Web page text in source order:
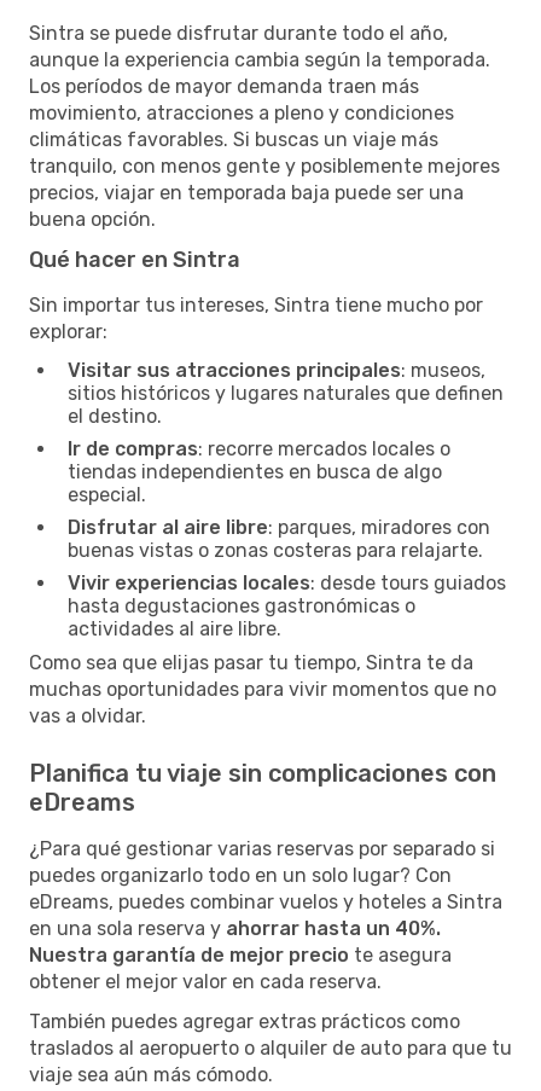
Sintra se puede disfrutar durante todo el año,
aunque la experiencia cambia según la temporada.
Los períodos de mayor demanda traen más
movimiento, atracciones a pleno y condiciones
climáticas favorables. Si buscas un viaje más
tranquilo, con menos gente y posiblemente mejores
precios, viajar en temporada baja puede ser una
buena opción.
Qué hacer en Sintra
Sin importar tus intereses, Sintra tiene mucho por
explorar:
Visitar sus atracciones principales: museos,
sitios históricos y lugares naturales que definen
el destino.
Ir de compras: recorre mercados locales o
tiendas independientes en busca de algo
especial.
Disfrutar al aire libre: parques, miradores con
buenas vistas o zonas costeras para relajarte.
Vivir experiencias locales: desde tours guiados
hasta degustaciones gastronómicas o
actividades al aire libre.
Como sea que elijas pasar tu tiempo, Sintra te da
muchas oportunidades para vivir momentos que no
vas a olvidar.
Planifica tu viaje sin complicaciones con
eDreams
¿Para qué gestionar varias reservas por separado si
puedes organizarlo todo en un solo lugar? Con
eDreams, puedes combinar vuelos y hoteles a Sintra
en una sola reserva y ahorrar hasta un 40%.
Nuestra garantía de mejor precio te asegura
obtener el mejor valor en cada reserva.
También puedes agregar extras prácticos como
traslados al aeropuerto o alquiler de auto para que tu
viaje sea aún más cómodo.